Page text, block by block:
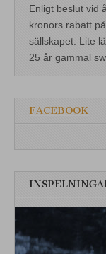
Enligt beslut vid
kronors rabatt
sällskapet. Lite
25 år gammal
FACEBOOK